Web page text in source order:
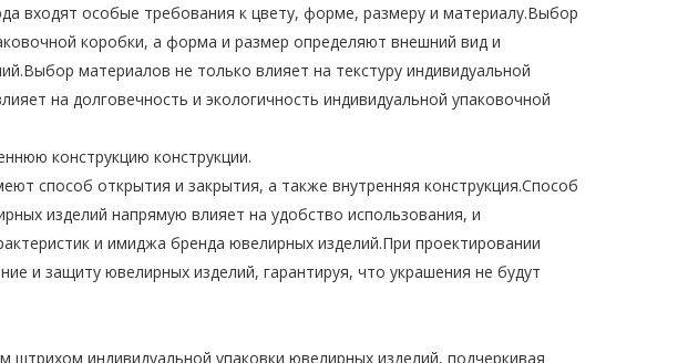
входят особые требования к цвету, форме, размеру и материалу.Выбор
коробки, а форма и размер определяют внешний вид и
материалов не только влияет на текстуру индивидуальной
на долговечность и экологичность индивидуальной упаковочной
конструкцию конструкции.
способ открытия и закрытия, а также внутренняя конструкция.Способ
изделий напрямую влияет на удобство использования, и
и имиджа бренда ювелирных изделий.При проектировании
и защиту ювелирных изделий, гарантируя, что украшения не будут
индивидуальной упаковки ювелирных изделий, подчеркивая